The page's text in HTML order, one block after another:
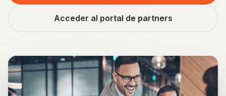
Acceder al portal de partners